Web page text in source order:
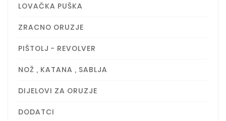
LOVAČKA PUŠKA
ZRACNO ORUZJE
PIŠTOLJ - REVOLVER
NOŽ , KATANA , SABLJA
DIJELOVI ZA ORUZJE
DODATCI